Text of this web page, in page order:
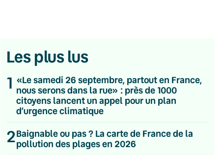
Les plus lus
1 «Le samedi 26 septembre, partout en France,
nous serons dans la rue» : près de 1000
citoyens lancent un appel pour un plan
d’urgence climatique
2Baignable ou pas ? La carte de France de la
pollution des plages en 2026